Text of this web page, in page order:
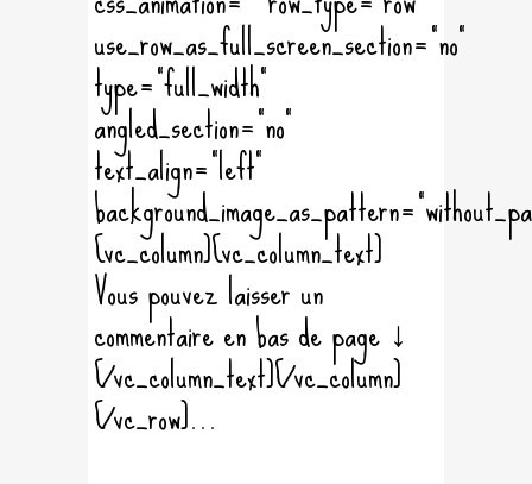
use_row_as_full_screen_section="no"
type="full_width"
angled_section="no"
text_align="left"
[vc_column][vc_column_text]
Vous pouvez laisser un
commentaire en bas de page ↓
[/vc_column_text][/vc_column]
[/vc_row]...